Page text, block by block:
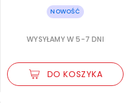
NOWOŚĆ
WYSYŁAMY W 5-7 DNI
DO KOSZYKA